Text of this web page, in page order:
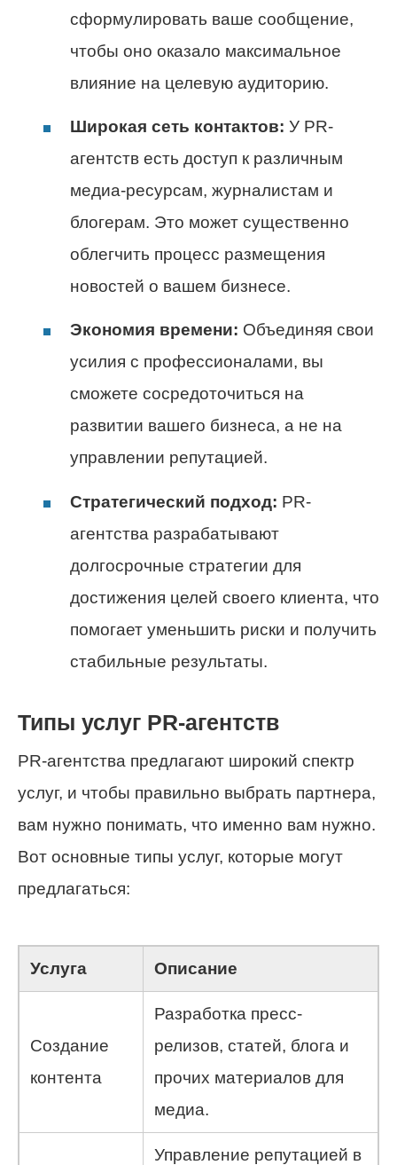
сформулировать ваше сообщение,
чтобы оно оказало максимальное
влияние на целевую аудиторию.
Широкая сеть контактов: У PR-
агентств есть доступ к различным
медиа-ресурсам, журналистам и
блогерам. Это может существенно
облегчить процесс размещения
новостей о вашем бизнесе.
Экономия времени: Объединяя свои
усилия с профессионалами, вы
сможете сосредоточиться на
развитии вашего бизнеса, а не на
управлении репутацией.
Стратегический подход: PR-
агентства разрабатывают
долгосрочные стратегии для
достижения целей своего клиента, что
помогает уменьшить риски и получить
стабильные результаты.
Типы услуг PR-агентств
PR-агентства предлагают широкий спектр
услуг, и чтобы правильно выбрать партнера,
вам нужно понимать, что именно вам нужно.
Вот основные типы услуг, которые могут
предлагаться:
Услуга Описание
Создание
контента
Разработка пресс-
релизов, статей, блога и
прочих материалов для
медиа.
Управление репутацией в